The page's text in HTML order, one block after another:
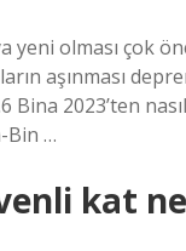
yeni olması çok
aşınması
Bina 2023’ten
Bin …
kat